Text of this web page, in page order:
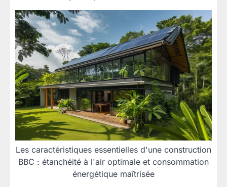
Les caractéristiques essentielles d'une construction
BBC : étanchéité à l'air optimale et consommation
énergétique maîtrisée